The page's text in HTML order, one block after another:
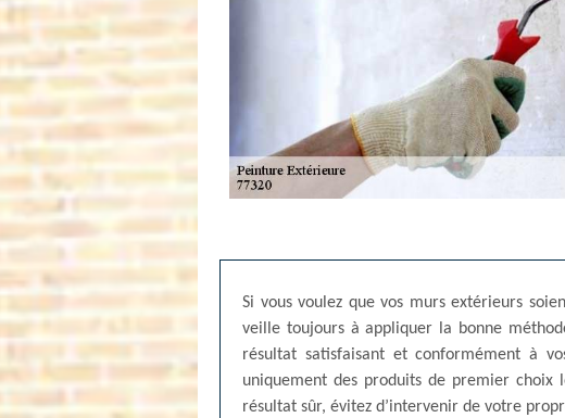
Si vous voulez que vos murs extérieurs
veille toujours à appliquer la bonne
résultat satisfaisant et conformément à
uniquement des produits de premier choix
résultat sûr, évitez d’intervenir de votre